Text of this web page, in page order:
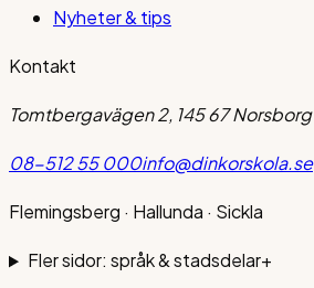
Nyheter & tips
Kontakt
Tomtbergavägen 2, 145 67 Norsborg
08-512 55 000info@dinkorskola.se
Flemingsberg · Hallunda · Sickla
Fler sidor: språk & stadsdelar+